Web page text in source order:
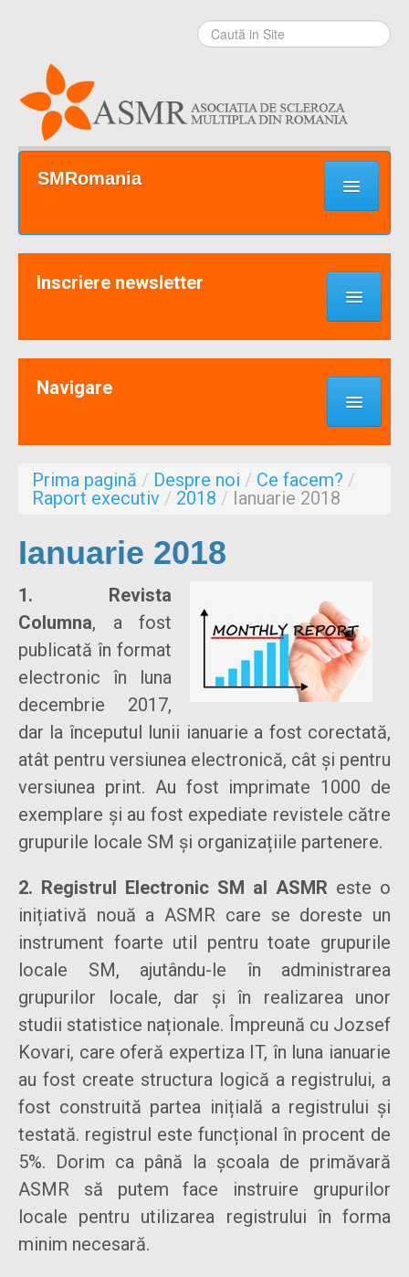
Sari la
navigare
Secţiuni
SMRomania
Noutati & Cercetari
Aproape de mine
Despre noi
Inscriere newsletter
Navigare
Prima pagină / Despre noi / Ce facem? /
Raport executiv / 2018 / Ianuarie 2018
Ianuarie 2018
1. Revista
Columna, a fost
publicată în format
electronic în luna
decembrie 2017,
dar la începutul lunii ianuarie a fost corectată,
atât pentru versiunea electronică, cât și pentru
versiunea print. Au fost imprimate 1000 de
exemplare și au fost expediate revistele către
grupurile locale SM și organizațiile partenere.
2. Registrul Electronic SM al ASMR este o
inițiativă nouă a ASMR care se doreste un
instrument foarte util pentru toate grupurile
locale SM, ajutându-le în administrarea
grupurilor locale, dar și în realizarea unor
studii statistice naționale. Împreună cu Jozsef
Kovari, care oferă expertiza IT, în luna ianuarie
au fost create structura logică a registrului, a
fost construită partea inițială a registrului și
testată. registrul este funcțional în procent de
5%. Dorim ca până la școala de primăvară
ASMR să putem face instruire grupurilor
locale pentru utilizarea registrului în forma
minim necesară.